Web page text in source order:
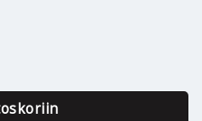
3 GEO 7,98 kW